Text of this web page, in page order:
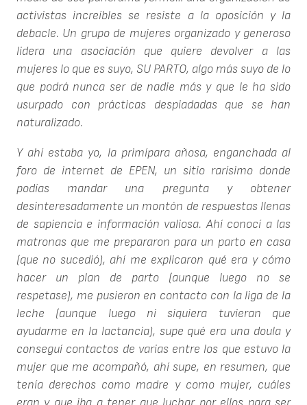
activistas increíbles se resiste a la oposición y la
debacle. Un grupo de mujeres organizado y generoso
lidera una asociación que quiere devolver a las
mujeres lo que es suyo, SU PARTO, algo más suyo de lo
que podrá nunca ser de nadie más y que le ha sido
usurpado con prácticas despiadadas que se han
naturalizado.
Y ahí estaba yo, la primípara añosa, enganchada al
foro de internet de EPEN, un sitio rarísimo donde
podías mandar una pregunta y obtener
desinteresadamente un montón de respuestas llenas
de sapiencia e información valiosa. Ahí conocí a las
matronas que me prepararon para un parto en casa
(que no sucedió), ahí me explicaron qué era y cómo
hacer un plan de parto (aunque luego no se
respetase), me pusieron en contacto con la liga de la
leche (aunque luego ni siquiera tuvieran que
ayudarme en la lactancia), supe qué era una doula y
conseguí contactos de varias entre los que estuvo la
mujer que me acompañó, ahí supe, en resumen, que
tenía derechos como madre y como mujer, cuáles